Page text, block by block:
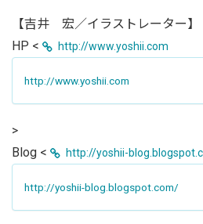
【吉井 宏／イラストレーター
HP <
http://www.yoshii.com
http://www.yoshii.com
>
Blog <
http://yoshii-
http://yoshii-blog.blogspot.com/